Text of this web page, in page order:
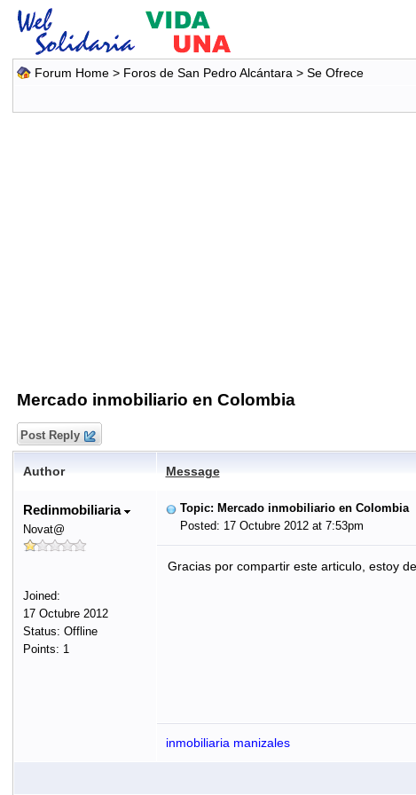
Forum Home> Foros de San Pedro Alcántara > Se Ofrece
Mercado inmobiliario en Colombia
Post Reply
Author Message
Redinmobiliaria
Novat@
Joined:
17 Octubre 2012
Status: Offline
Points: 1
Topic: Mercado inmobiliario en Colombia
Posted: 17 Octubre 2012 at 7:53pm
Gracias por compartir este articulo, estoy
inmobiliaria manizales